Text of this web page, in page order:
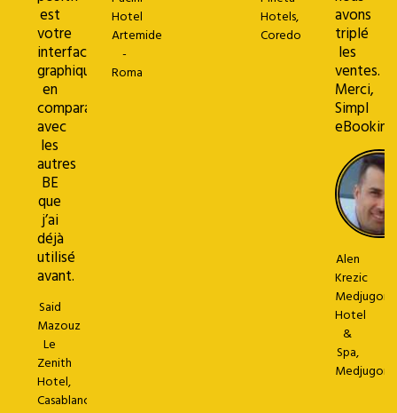
est
votre
interface
graphique
en
comparaison
avec
les
autres
BE
que
j’ai
déjà
utilisé
avant.
Said
Mazouz
Le
Zenith
Hotel,
Casablanca
Hotel
Artemide
-
Roma
Hotels,
Coredo
avons
triplé
les
ventes.
Merci,
Simpl
eBooking.
Alen
Krezic
Medjugorje
Hotel
&
Spa,
Medjugorje